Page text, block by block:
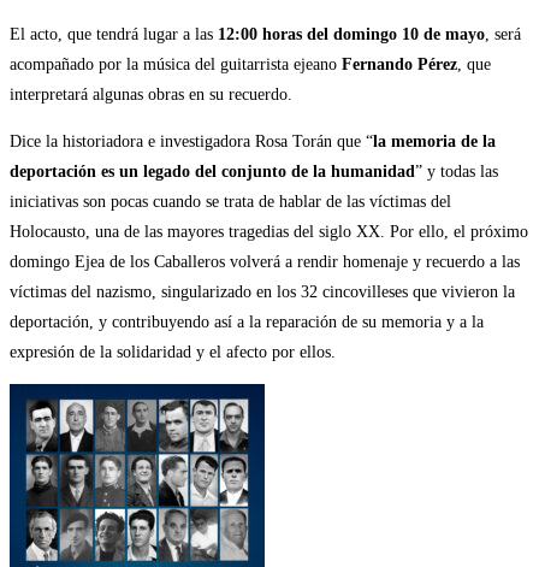
El acto, que tendrá lugar a las 12:00 horas del domingo 10 de mayo , será
acompañado por la música del guitarrista ejeano Fernando Pérez , que
interpretará algunas obras en su recuerdo.
Dice la historiadora e investigadora Rosa Torán que “la memoria de la
deportación es un legado del conjunto de la humanidad ” y todas las
iniciativas son pocas cuando se trata de hablar de las víctimas del
Holocausto, una de las mayores tragedias del siglo XX. Por ello, el próximo
domingo Ejea de los Caballeros volverá a rendir homenaje y recuerdo a las
víctimas del nazismo, singularizado en los 32 cincovilleses que vivieron la
deportación, y contribuyendo así a la reparación de su memoria y a la
expresión de la solidaridad y el afecto por ellos.